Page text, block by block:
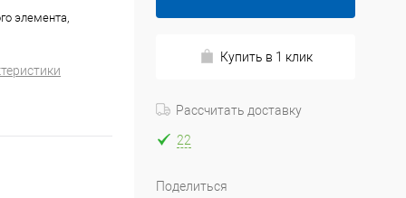
элемента,
Купить в 1 клик
Рассчитать доставку
22
Поделиться